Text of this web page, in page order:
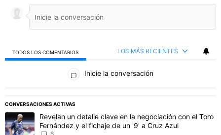
TODOS LOS COMENTARIOS LOS MÁS RECIENTES
Todos los comentarios
Inicie la conversación